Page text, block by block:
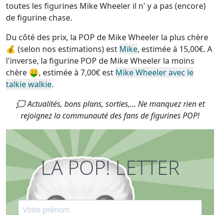
toutes les figurines Mike Wheeler il n' y a pas (encore)
de figurine chase.
Du côté des prix, la POP de Mike Wheeler la plus chère
💰 (selon nos estimations) est Mike, estimée à 15,00€. A
l'inverse, la figurine POP de Mike Wheeler la moins
chère 🤑, estimée à 7,00€ est Mike Wheeler avec le
talkie walkie.
🗯 Actualités, bons plans, sorties,... Ne manquez rien et
rejoignez la communauté des fans de figurines POP!
LA POP! LETTER